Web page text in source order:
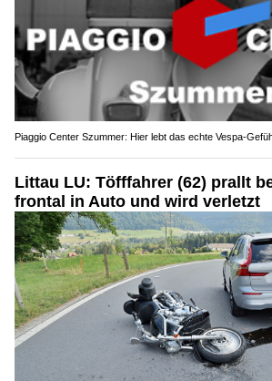
Piaggio Center Szummer: Hier lebt das echte Vespa-
Littau LU: Töfffahrer (62) prallt
frontal in Auto und wird verletzt